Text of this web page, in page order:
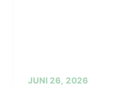
JUNI 26, 2026